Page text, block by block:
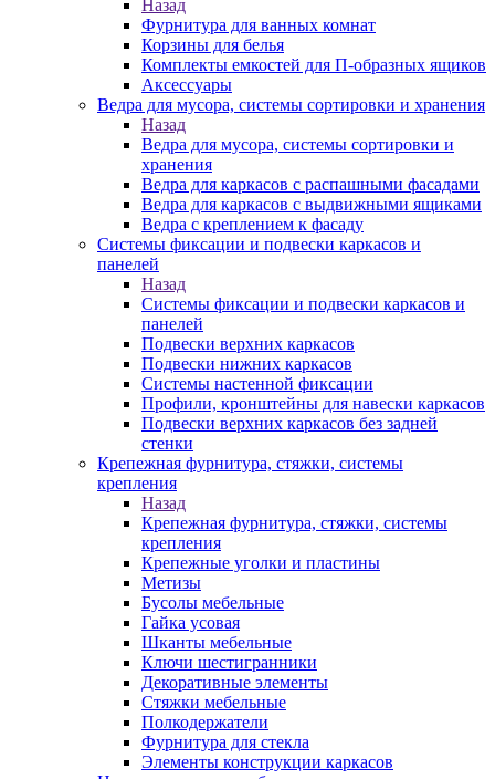
Назад
Фурнитура для ванных комнат
Корзины для белья
Комплекты емкостей для П-образных ящиков
Аксессуары
Ведра для мусора, системы сортировки и хранения
Назад
Ведра для мусора, системы сортировки и
хранения
Ведра для каркасов с распашными фасадами
Ведра для каркасов с выдвижными ящиками
Ведра с креплением к фасаду
Системы фиксации и подвески каркасов и
панелей
Назад
Системы фиксации и подвески каркасов и
панелей
Подвески верхних каркасов
Подвески нижних каркасов
Системы настенной фиксации
Профили, кронштейны для навески каркасов
Подвески верхних каркасов без задней
стенки
Крепежная фурнитура, стяжки, системы
крепления
Назад
Крепежная фурнитура, стяжки, системы
крепления
Крепежные уголки и пластины
Метизы
Бусолы мебельные
Гайка усовая
Шканты мебельные
Ключи шестигранники
Декоративные элементы
Стяжки мебельные
Полкодержатели
Фурнитура для стекла
Элементы конструкции каркасов